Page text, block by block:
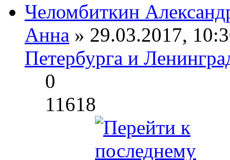
Челомбиткин
Анна » 29.03.2017,
Петербурга и
0
11618